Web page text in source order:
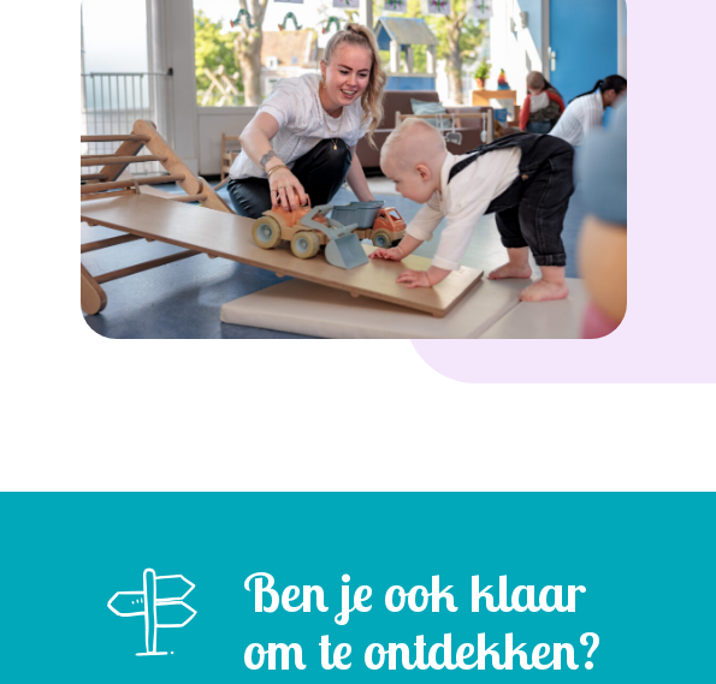
Ben je ook klaar
om te ontdekken?